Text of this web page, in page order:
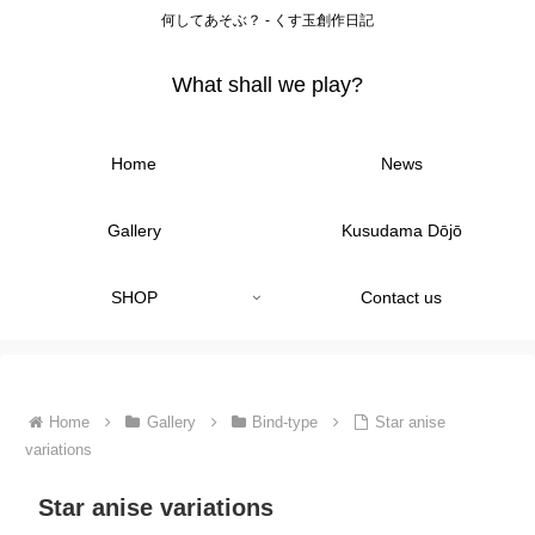
何してあそぶ？ - くす玉創作日記
What shall we play?
Home News
Gallery Kusudama Dōjō
SHOP Contact us
Home Gallery Bind-type
Star anise
variations
Star anise variations